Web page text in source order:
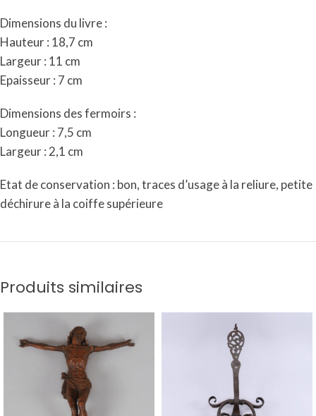
Dimensions du livre :
Hauteur : 18,7 cm
Largeur : 11 cm
Epaisseur : 7 cm
Dimensions des fermoirs :
Longueur : 7,5 cm
Largeur : 2,1 cm
Etat de conservation : bon, traces d’usage à la reliure, petite
déchirure à la coiffe supérieure
Produits similaires